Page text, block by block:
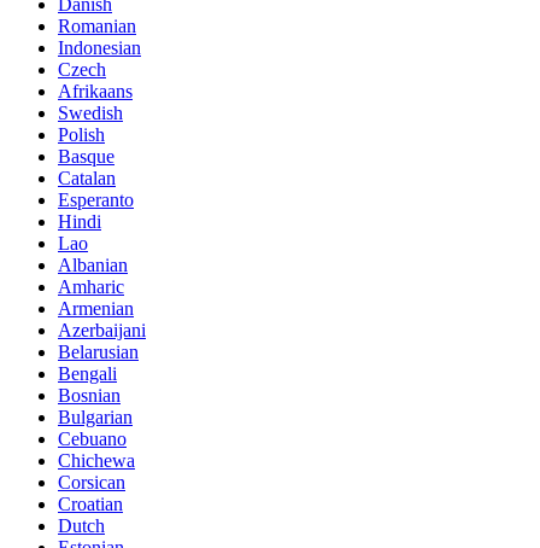
Danish
Romanian
Indonesian
Czech
Afrikaans
Swedish
Polish
Basque
Catalan
Esperanto
Hindi
Lao
Albanian
Amharic
Armenian
Azerbaijani
Belarusian
Bengali
Bosnian
Bulgarian
Cebuano
Chichewa
Corsican
Croatian
Dutch